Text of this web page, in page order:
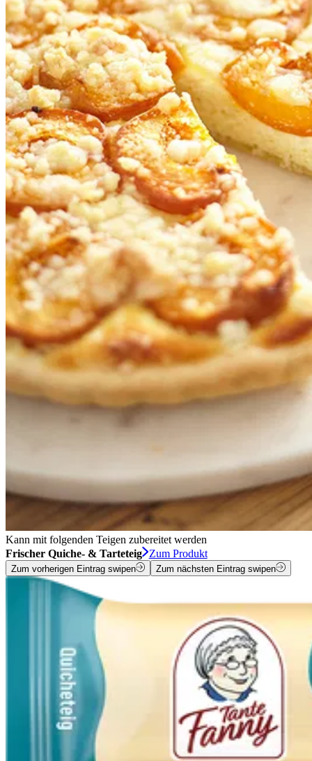
Kann mit folgenden Teigen zubereitet werden
Frischer Quiche- & Tarteteig
Zum Produkt
Zum vorherigen Eintrag swipen Zum nächsten Eintrag swipen